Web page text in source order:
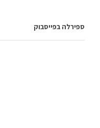
ספירלה בפייסבוק